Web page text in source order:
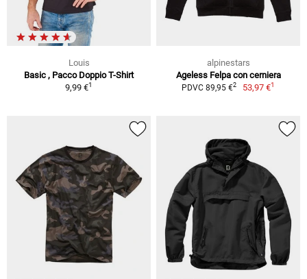
Louis
Basic , Pacco Doppio T-Shirt
9,99 €1
alpinestars
Ageless Felpa con cerniera
PDVC 89,95 €2 53,97 €1